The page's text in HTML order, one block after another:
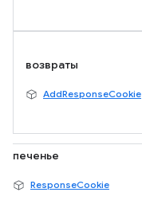
возвраты
AddResponseCookie
печенье
ResponseCookie